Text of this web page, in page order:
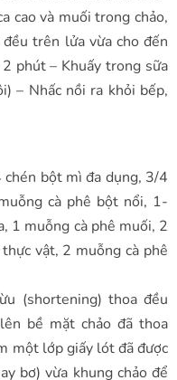
cao và muối trong chảo,
trên lửa vừa cho đến
phút – Khuấy trong sữa
– Nhấc nồi ra khỏi bếp,
bột mì đa dụng, 3/4
cà phê bột nổi, 1-
1 muỗng cà phê muối, 2
vật, 2 muỗng cà phê
(shortening) thoa đều
bề mặt chảo đã thoa
một lớp giấy lót đã được
bơ) vừa khung chảo để